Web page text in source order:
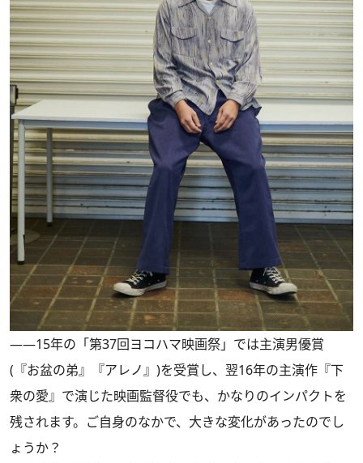
――15年の「第37回ヨコハマ映画祭」では主演男優賞
(『お盆の弟』『アレノ』)を受賞し、翌16年の主演作『下
衆の愛』で演じた映画監督役でも、かなりのインパクトを
残されます。ご自身のなかで、大きな変化があったのでし
ょうか？